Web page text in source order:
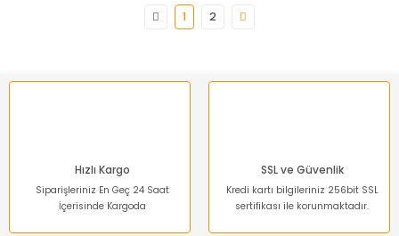
1 2
Hızlı Kargo
Siparişleriniz En Geç 24 Saat
İçerisinde Kargoda
SSL ve Güvenlik
Kredi kartı bilgileriniz 256bit SSL
sertifikası ile korunmaktadır.